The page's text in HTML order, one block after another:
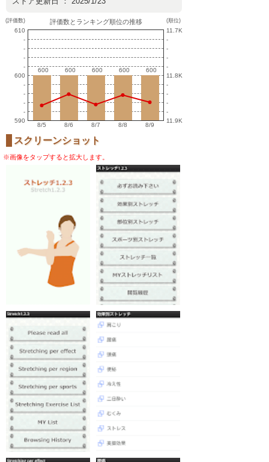
(評価数)
610
-
-
-
-
600
-
-
-
-
590
評価数とランキング順位の推移
600
600 600
600 600
600 600
600 600
600
8/5 8/6 8/7 8/8 8/9
(順位)
11.7K
-
-
-
-
11.8K
-
-
-
-
11.9K
スクリーンショット
※画像をタップすると拡大します。